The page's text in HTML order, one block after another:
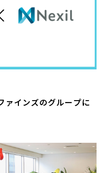
インズのグループに